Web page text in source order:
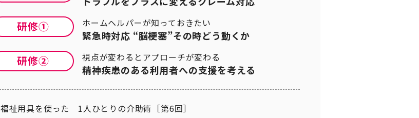
ホームヘルパーが知っておきたい
緊急時対応 “脳梗塞”その時どう動くか
視点が変わるとアプローチが変わる
精神疾患のある利用者への支援を考える
福祉用具を使った 1人ひとりの介助術［第6回］